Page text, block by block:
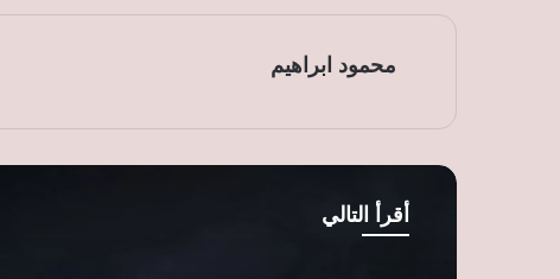
محمود ابراهيم
أقرأ التالي